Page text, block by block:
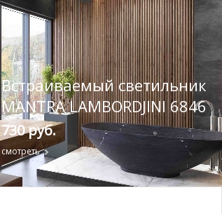
смотреть
Встраиваемый светильник
MANTRA LAMBORDJINI 6846
730 руб.